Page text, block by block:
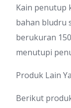
Kain penutup
bahan bludru
berukuran
menutupi
Produk Lain
Berikut